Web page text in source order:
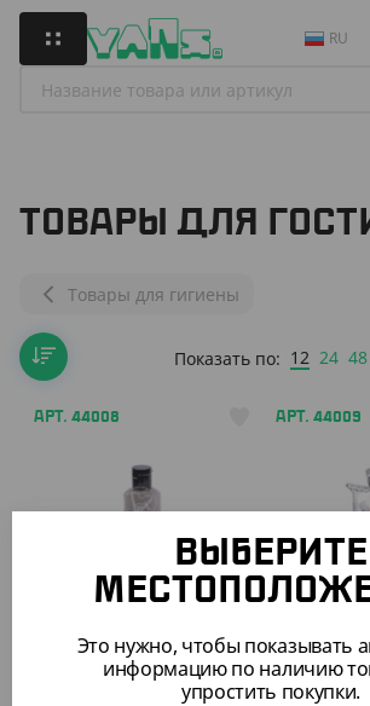
RU
ТОВАРЫ ДЛЯ
Товары для гигиены
Показать по: 12 24 48
АРТ. 44008
Лосьон для тела, 40 мл
АРТ. 44009
бритья
ВЫБЕРИТЕ
Это нужно, чтобы показывать
информацию по наличию
упростить покупки.